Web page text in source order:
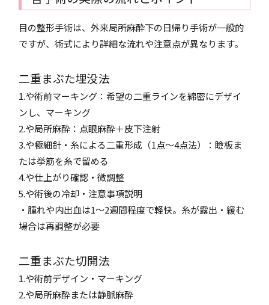
目の整形手術は、外来局所麻酔下の日帰り手術が一般的
ですが、術式により詳細な流れや注意点が異なります。
二重まぶた埋没法
1.や術前マーキング：希望の二重ラインを綿密にデザイ
ンし、マーキング
2.や局所麻酔：点眼麻酔＋皮下注射
3.や極細針・糸による二重形成（1点～4点法）：瞼板ま
たは挙筋を糸で留める
4.や仕上がり確認・微調整
5.や術後の冷却・注意事項説明
・腫れや内出血は1～2週間程度で軽快。糸が露出・緩む
場合は再調整が必要
二重まぶた切開法
1.や術前デザイン・マーキング
2.や局所麻酔または静脈麻酔